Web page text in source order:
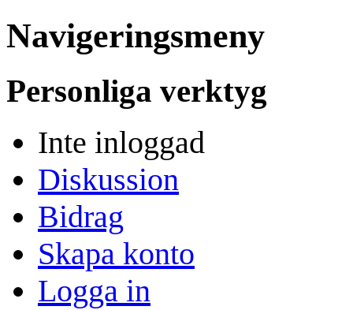
Navigeringsmeny
Personliga verktyg
Inte inloggad
Diskussion
Bidrag
Skapa konto
Logga in